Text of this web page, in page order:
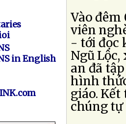
in English
Vào
viên
- tới đọc
Ngũ
an đã
hình
giáo. Kết
chúng tự